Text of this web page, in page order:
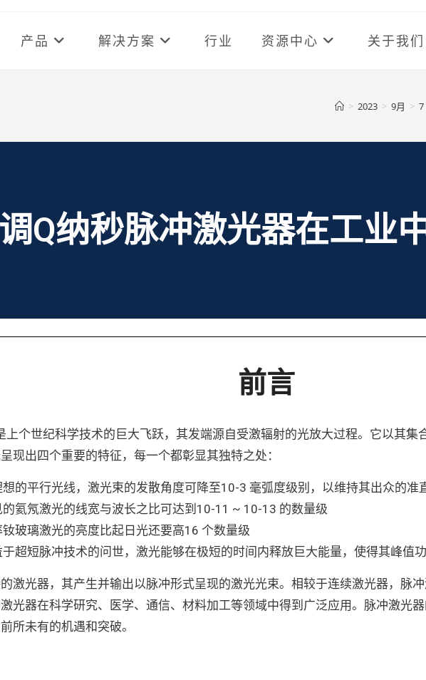
产品 解决方案 行业 资源中心 关于我们
> 2023 > 9月 > 7
调Q纳秒脉冲激光器在工业
前言
上个世纪科学技术的巨大飞跃，其发端源自受激辐射的光放大过程。它以其
现出四个重要的特征，每一个都彰显其独特之处：
想的平行光线，激光束的发散角度可降至10-3 毫弧度级别，以维持其出众的准
的氦氖激光的线宽与波长之比可达到10-11 ~ 10-13 的数量级
玻璃激光的亮度比起日光还要高16 个数量级
于超短脉冲技术的问世，激光能够在极短的时间内释放巨大能量，使得其峰值
激光器，其产生并输出以脉冲形式呈现的激光光束。相较于连续激光器，脉
光器在科学研究、医学、通信、材料加工等领域中得到广泛应用。脉冲激光
所未有的机遇和突破。